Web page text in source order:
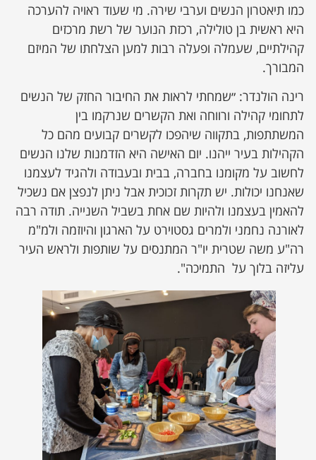
כמו תיאטרון הנשים וערבי שירה. מי שעוד ראויה להערכה
היא ראשית בן טולילה, רכזת הנוער של רשת מרכזים
קהילתיים, שעמלה ופעלה רבות למען הצלחתו של המיזם
המבורך.
רינה הולנדר: ״שמחתי לראות את החיבור החזק של הנשים
לתחומי קהילה ורווחה ואת הקשרים שנרקמו בין
המשתתפות, בתקווה שיהפכו לקשרים קבועים מהם כל
הקהילות בעיר ייהנו. יום האישה היא הזדמנות שלנו הנשים
לחשוב על מקומנו בחברה, בבית ובעבודה ולהגיד לעצמנו
שאנחנו יכולות. יש תקרות זכוכית אבל ניתן לנפצן אם נשכיל
להאמין בעצמנו ולהיות שם אחת בשביל השנייה. תודה רבה
לאורנה נחמני ולמרים גסטוירט על הארגון והיוזמה ולמ"מ
רה"ע משה שטרית יו"ר המתנסים על שותפות ולראש העיר
עליזה בלוך על התמיכה".